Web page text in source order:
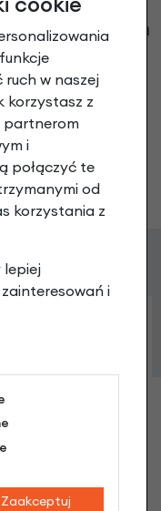
pytania o ten
produktu? A Ty o
301/302
ruch w naszej
korzystasz z
partnerom
i
połączyć te
od
korzystania z
lepiej
i
Zaakceptuj